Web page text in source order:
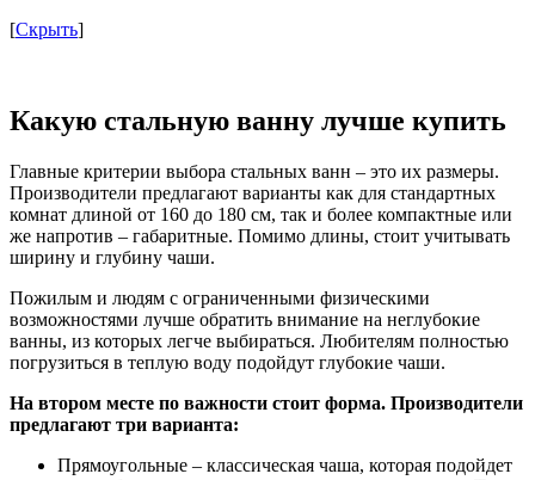
[Скрыть]
Какую стальную ванну лучше купить
Главные критерии выбора стальных ванн – это их размеры.
Производители предлагают варианты как для стандартных
комнат длиной от 160 до 180 см, так и более компактные или
же напротив – габаритные. Помимо длины, стоит учитывать
ширину и глубину чаши.
Пожилым и людям с ограниченными физическими
возможностями лучше обратить внимание на неглубокие
ванны, из которых легче выбираться. Любителям полностью
погрузиться в теплую воду подойдут глубокие чаши.
На втором месте по важности стоит форма. Производители
предлагают три варианта:
Прямоугольные – классическая чаша, которая подойдет